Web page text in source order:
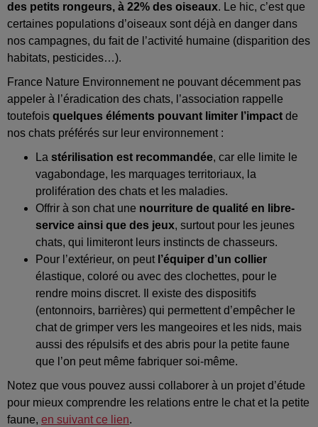
des petits rongeurs, à 22% des oiseaux. Le hic, c’est que
certaines populations d’oiseaux sont déjà en danger dans
nos campagnes, du fait de l’activité humaine (disparition des
habitats, pesticides…).
France Nature Environnement ne pouvant décemment pas
appeler à l’éradication des chats, l’association rappelle
toutefois quelques éléments pouvant limiter l’impact de
nos chats préférés sur leur environnement :
La stérilisation est recommandée, car elle limite le
vagabondage, les marquages territoriaux, la
prolifération des chats et les maladies.
Offrir à son chat une nourriture de qualité en libre-
service ainsi que des jeux, surtout pour les jeunes
chats, qui limiteront leurs instincts de chasseurs.
Pour l’extérieur, on peutl’équiper d’un collier
élastique, coloré ou avec des clochettes, pour le
rendre moins discret. Il existe des dispositifs
(entonnoirs, barrières) qui permettent d’empêcher le
chat de grimper vers les mangeoires et les nids, mais
aussi des répulsifs et des abris pour la petite faune
que l’on peut même fabriquer soi-même.
Notez que vous pouvez aussi collaborer à un projet d’étude
pour mieux comprendre les relations entre le chat et la petite
faune, en suivant ce lien.